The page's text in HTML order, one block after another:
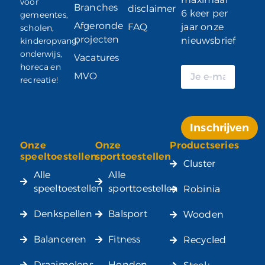
gemeentes,
scholen,
kinderopvang,
onderwijs,
horeca en
recreatie!
Branches
Afgeronde
projecten
Vacatures
MVO
disclaimer
FAQ
6 keer per
jaar onze
nieuwsbrief
Inschrijven
Alternative:
Onze
speeltoestellen
Alle
speeltoestellen
Denkspellen
Balanceren
Onze
sporttoestellen
Alle
sporttoestellen
Balsport
Fitness
Productseries
Cluster
Robinia
Wooden
Recycled